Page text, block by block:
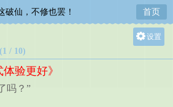
破仙，不修也罢！ 首页
设置
/ 10)
验更好》
吗？”